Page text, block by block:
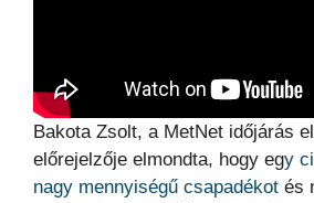
Bakota Zsolt, a MetNet időjárás
előrejelzője elmondta, hogy egy
nagy mennyiségű csapadékot és